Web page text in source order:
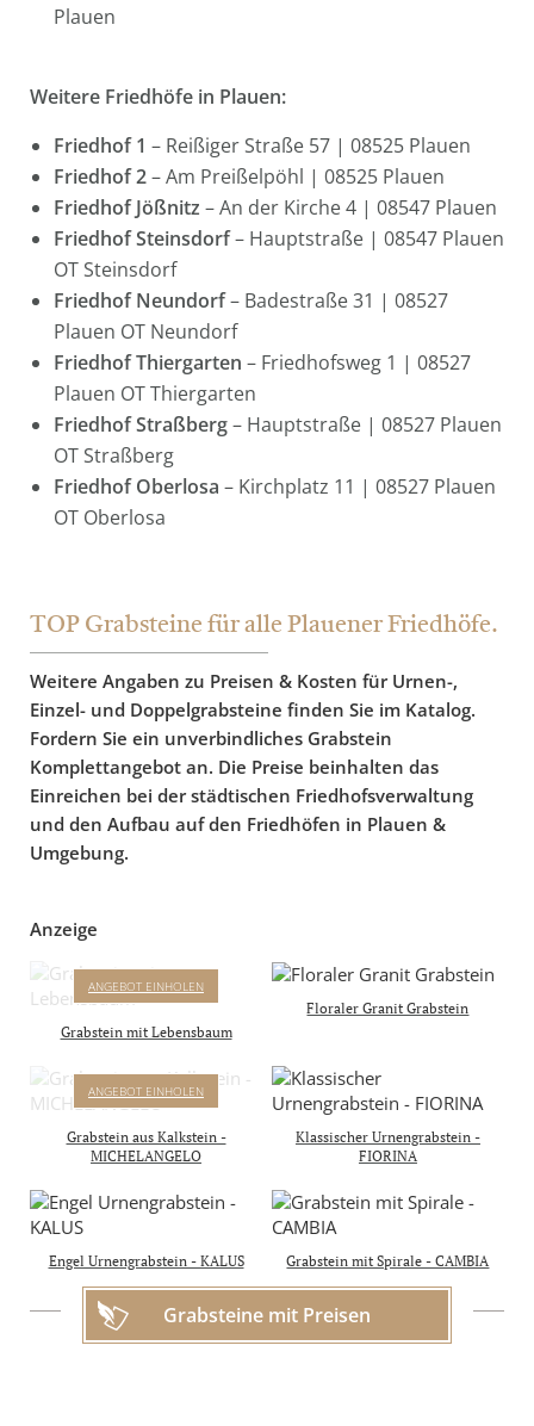
Plauen
Weitere Friedhöfe in Plauen:
Friedhof 1 – Reißiger Straße 57 | 08525 Plauen
Friedhof 2– Am Preißelpöhl | 08525 Plauen
Friedhof Jößnitz – An der Kirche 4 | 08547 Plauen
Friedhof Steinsdorf– Hauptstraße | 08547 Plauen
OT Steinsdorf
Friedhof Neundorf– Badestraße 31 | 08527
Plauen OT Neundorf
Friedhof Thiergarten – Friedhofsweg 1 | 08527
Plauen OT Thiergarten
Friedhof Straßberg– Hauptstraße | 08527 Plauen
OT Straßberg
Friedhof Oberlosa – Kirchplatz 11 | 08527 Plauen
OT Oberlosa
TOP Grabsteine für alle Plauener Friedhöfe.
Weitere Angaben zu Preisen & Kosten für Urnen-,
Einzel- und Doppelgrabsteine finden Sie im Katalog.
Fordern Sie ein unverbindliches Grabstein
Komplettangebot an. Die Preise beinhalten das
Einreichen bei der städtischen Friedhofsverwaltung
und den Aufbau auf den Friedhöfen in Plauen &
Umgebung.
Anzeige
ANNOT
GRABSTEIN MIT
& Aufbau inkl.
4.950 €inkl. 19% MwSt
ANGEBOT EINHOLEN
Grabstein mit Lebensbaum
Floraler Granit Grabstein
MICHELANGELO
GRABSTEIN MIT RELIEF
KAPELLE
& Aufbau in D, A & CH
4.450 €
ANGEBOT EINHOLEN
Grabstein aus Kalkstein -
MICHELANGELO
Klassischer Urnengrabstein -
FIORINA
Engel Urnengrabstein - KALUS Grabstein mit Spirale - CAMBIA
Grabsteine mit Preisen